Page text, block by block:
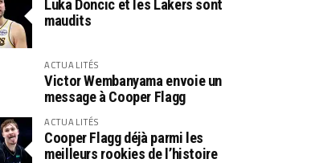
Luka Doncic et les Lakers sont
maudits
ACTUALITÉS
Victor Wembanyama envoie un
message à Cooper Flagg
ACTUALITÉS
Cooper Flagg déjà parmi les
meilleurs rookies de l’histoire